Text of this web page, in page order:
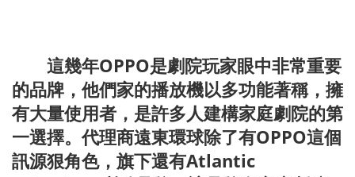
這幾年OPPO是劇院玩家眼中非常重要
的品牌，他們家的播放機以多功能著稱，擁
有大量使用者，是許多人建構家庭劇院的第
一選擇。代理商遠東環球除了有OPPO這個
訊源狠角色，旗下還有Atlantic